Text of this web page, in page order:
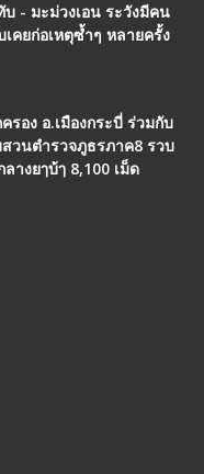
- มะม่วงเอน ระวังมีคน
คยก่อเหตุซ้ำๆ หลายครั้ง
อง อ.เมืองกระบี่ ร่วมกับ
วนตำรวจภูธรภาค8 รวบ
างยๅบ้ๅ 8,100 เม็ด